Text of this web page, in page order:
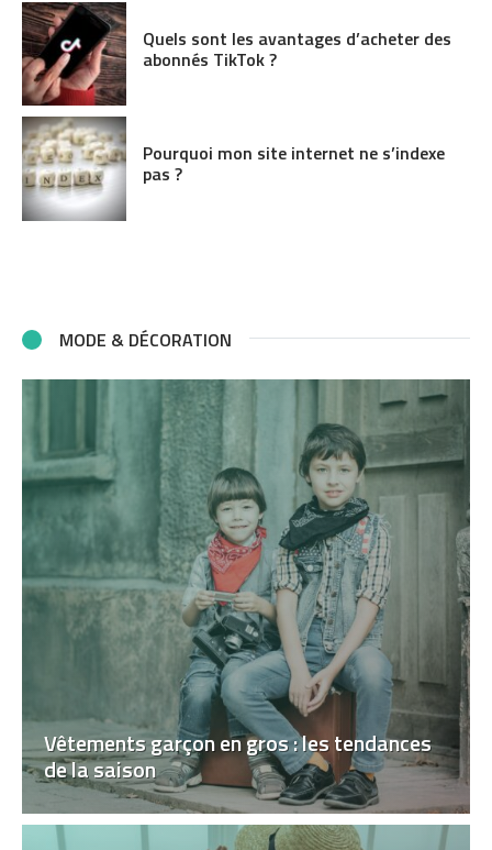
Quels sont les avantages d’acheter des
abonnés TikTok ?
Pourquoi mon site internet ne s’indexe
pas ?
MODE & DÉCORATION
Vêtements garçon en gros : les tendances
de la saison